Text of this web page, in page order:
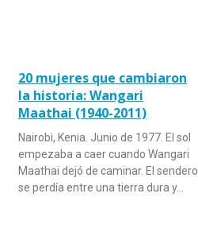
20 mujeres que cambiaron
la historia: Wangari
Maathai (1940-2011)
Nairobi, Kenia. Junio de 1977. El sol
empezaba a caer cuando Wangari
Maathai dejó de caminar. El sendero
se perdía entre una tierra dura y…